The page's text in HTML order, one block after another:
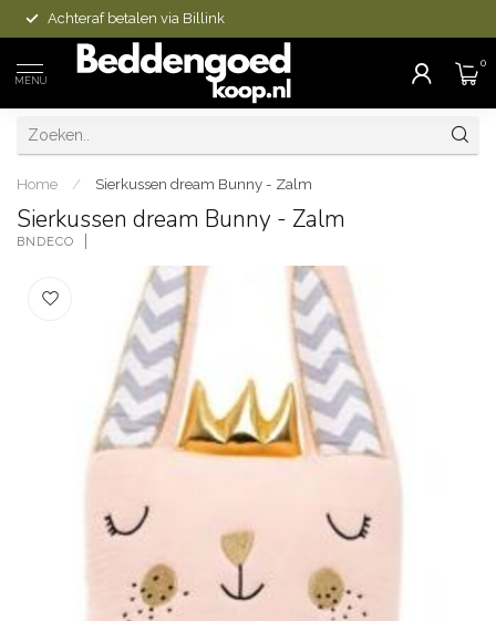
Achteraf betalen via Billink
MENU
0
Home / Sierkussen dream Bunny - Zalm
Sierkussen dream Bunny - Zalm
BNDECO